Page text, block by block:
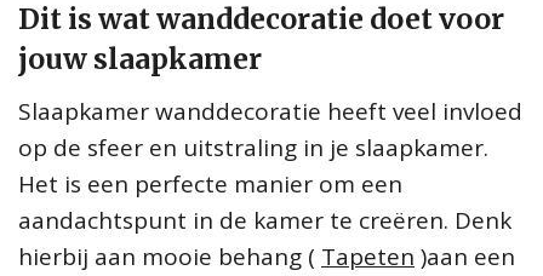
Dit is wat wanddecoratie doet voor
jouw slaapkamer
Slaapkamer wanddecoratie heeft veel invloed
op de sfeer en uitstraling in je slaapkamer.
Het is een perfecte manier om een
aandachtspunt in de kamer te creëren. Denk
hierbij aan mooie behang ( Tapeten )aan een